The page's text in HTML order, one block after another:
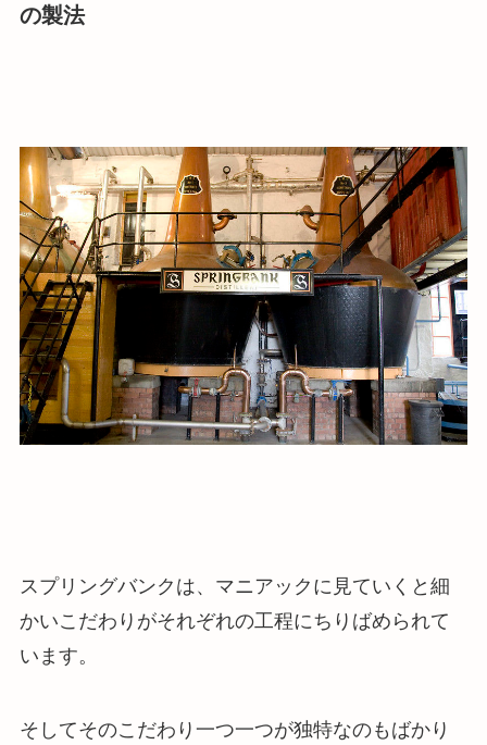
の製法
スプリングバンクは、マニアックに見ていくと細
かいこだわりがそれぞれの工程にちりばめられて
います。
そしてそのこだわり一つ一つが独特なのもばかり